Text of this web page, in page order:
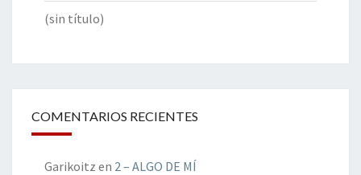
(sin título)
COMENTARIOS RECIENTES
Garikoitz en 2 – ALGO DE MÍ